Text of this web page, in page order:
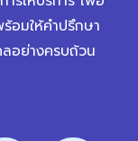
อมให้คำปรึกษา
อย่างครบถ้วน